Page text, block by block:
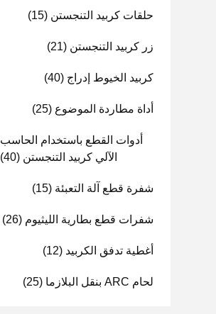
حلقات كربيد التنجستن (15)
زر كربيد التنجستن (21)
كربيد الخيوط إدراج (40)
أداة مطاردة الموضوع (25)
أدوات القطع باستخدام الحاسب
الآلي كربيد التنجستن (40)
شفرة قطع آلة التعبئة (15)
شفرات قطع بطارية الليثيوم (26)
أغطية تدفق الكربيد (12)
لحام ARC بنقل البلازما (25)